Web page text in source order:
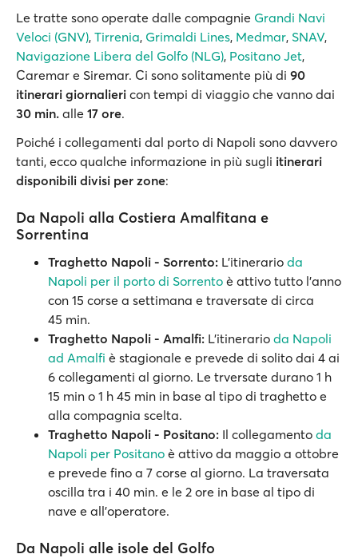
Le tratte sono operate dalle compagnie Grandi Navi
Veloci (GNV), Tirrenia, Grimaldi Lines, Medmar, SNAV,
Navigazione Libera del Golfo (NLG), Positano Jet,
Caremar e Siremar. Ci sono solitamente più di 90
itinerari giornalieri con tempi di viaggio che vanno dai
30 min. alle 17 ore.
Poiché i collegamenti dal porto di Napoli sono davvero
tanti, ecco qualche informazione in più sugli itinerari
disponibili divisi per zone:
Da Napoli alla Costiera Amalfitana e
Sorrentina
Traghetto Napoli - Sorrento: L'itinerario da
Napoli per il porto di Sorrento è attivo tutto l'anno
con 15 corse a settimana e traversate di circa
45 min.
Traghetto Napoli - Amalfi: L’itinerario da Napoli
ad Amalfi è stagionale e prevede di solito dai 4 ai
6 collegamenti al giorno. Le trversate durano 1 h
15 min o 1 h 45 min in base al tipo di traghetto e
alla compagnia scelta.
Traghetto Napoli - Positano: Il collegamento da
Napoli per Positano è attivo da maggio a ottobre
e prevede fino a 7 corse al giorno. La traversata
oscilla tra i 40 min. e le 2 ore in base al tipo di
nave e all’operatore.
Da Napoli alle isole del Golfo